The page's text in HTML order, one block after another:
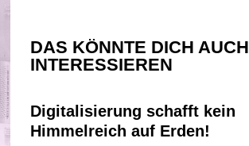
DAS KÖNNTE DICH AUCH
INTERESSIEREN
Digitalisierung schafft kein
Himmelreich auf Erden!